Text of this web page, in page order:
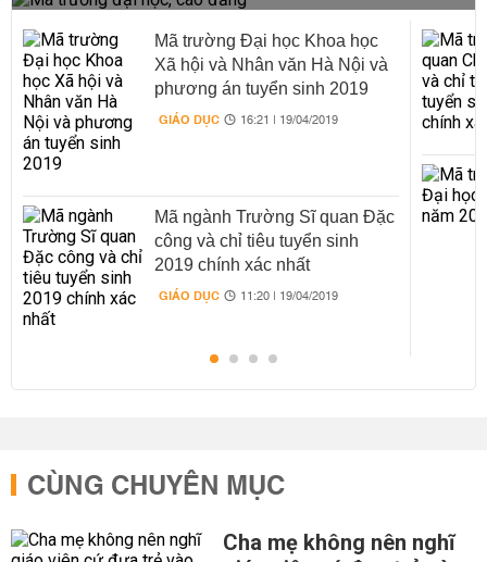
Mã trường Đại học Khoa học
Xã hội và Nhân văn Hà Nội và
phương án tuyển sinh 2019
GIÁO DỤC 16:21 | 19/04/2019
Mã ngành Trường Sĩ quan Đặc
công và chỉ tiêu tuyển sinh
2019 chính xác nhất
GIÁO DỤC 11:20 | 19/04/2019
CÙNG CHUYÊN MỤC
Cha mẹ không nên nghĩ